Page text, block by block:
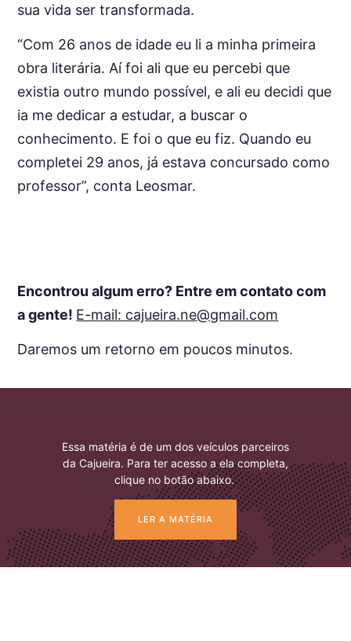
sua vida ser transformada.
“Com 26 anos de idade eu li a minha primeira
obra literária. Aí foi ali que eu percebi que
existia outro mundo possível, e ali eu decidi que
ia me dedicar a estudar, a buscar o
conhecimento. E foi o que eu fiz. Quando eu
completei 29 anos, já estava concursado como
professor”, conta Leosmar.
Encontrou algum erro? Entre em contato com
a gente! E-mail: cajueira.ne@gmail.com
Daremos um retorno em poucos minutos.
Essa matéria é de um dos veículos parceiros
da Cajueira. Para ter acesso a ela completa,
clique no botão abaixo.
LER A MATÉRIA